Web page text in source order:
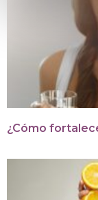
¿Cómo